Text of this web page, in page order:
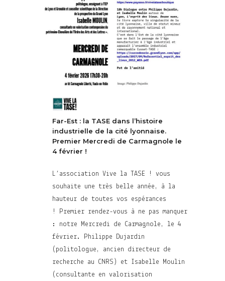
Far-Est : la TASE dans l’histoire
industrielle de la cité lyonnaise.
Premier Mercredi de Carmagnole le
4 février !
L’association Vive la TASE ! vous
souhaite une très belle année, à la
hauteur de toutes vos espérances
! Premier rendez-vous à ne pas manquer
: notre Mercredi de Carmagnole, le 4
février. Philippe Dujardin
(politologue, ancien directeur de
recherche au CNRS) et Isabelle Moulin
(consultante en valorisation